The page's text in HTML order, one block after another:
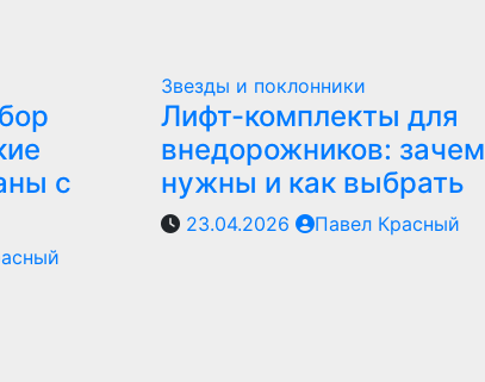
с
Звезды и поклонники
Лифт-комплекты для
внедорожников: зачем
нужны и как выбрать
23.04.2026 Павел Красный